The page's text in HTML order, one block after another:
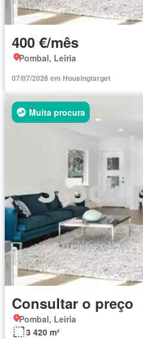
400 €/mês
Pombal, Leiria
07/07/2026 em Housingtarget
Muita procura
Consultar o preço
Pombal, Leiria
3 420 m²